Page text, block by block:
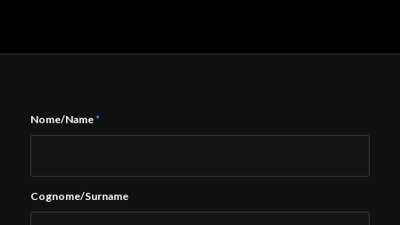
Nome/Name*
Cognome/Surname